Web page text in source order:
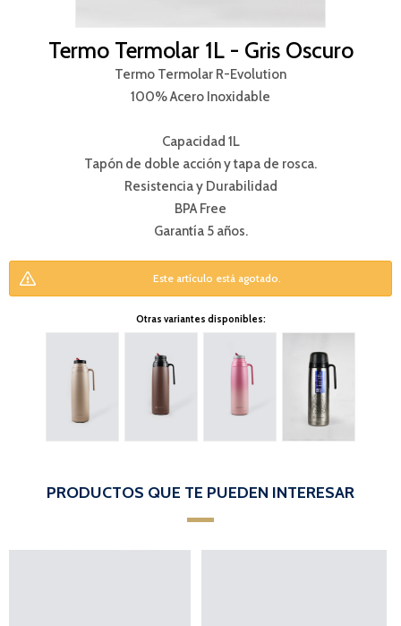
Termo Termolar 1L - Gris Oscuro
Termo Termolar R-Evolution
100% Acero Inoxidable
Capacidad 1L
Tapón de doble acción y tapa de rosca.
Resistencia y Durabilidad
BPA Free
Garantía 5 años.
Este artículo está agotado.
Otras variantes disponibles:
PRODUCTOS QUE TE PUEDEN INTERESAR